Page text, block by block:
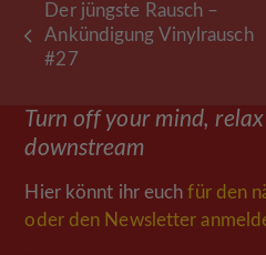
vorheriger
Beitrag:
Der jüngste Rausch –
Ankündigung Vinylrausch
#27
Turn off your mind,
downstream
Hier könnt ihr euchfür den
oder den Newsletter